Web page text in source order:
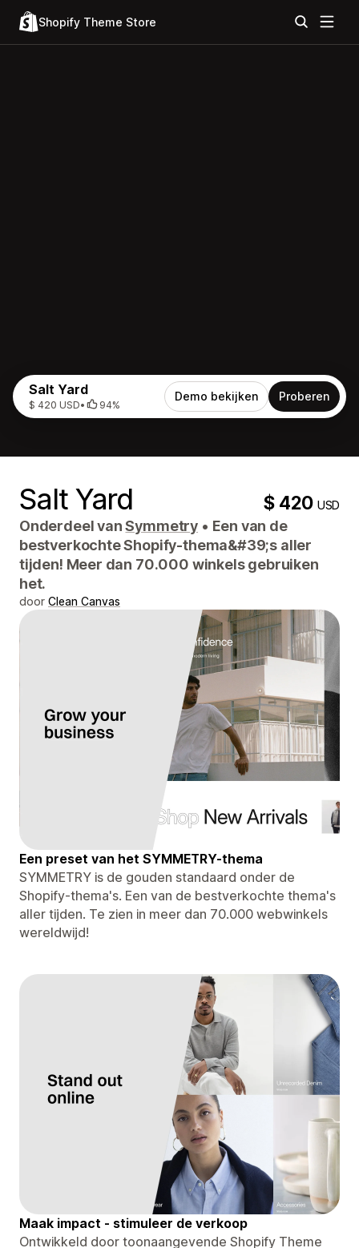
Shopify Theme Store
Salt Yard
$ 420 USD• 94%
Demo bekijken Proberen
Salt Yard $ 420USD
Onderdeel vanSymmetry • Een van de
bestverkochte Shopify-thema&#39;s aller
tijden! Meer dan 70.000 winkels gebruiken
het.
door Clean Canvas
Een preset van het SYMMETRY-thema
SYMMETRY is de gouden standaard onder de
Shopify-thema's. Een van de bestverkochte thema's
aller tijden. Te zien in meer dan 70.000 webwinkels
wereldwijd!
Maak impact - stimuleer de verkoop
Ontwikkeld door toonaangevende Shopify Theme